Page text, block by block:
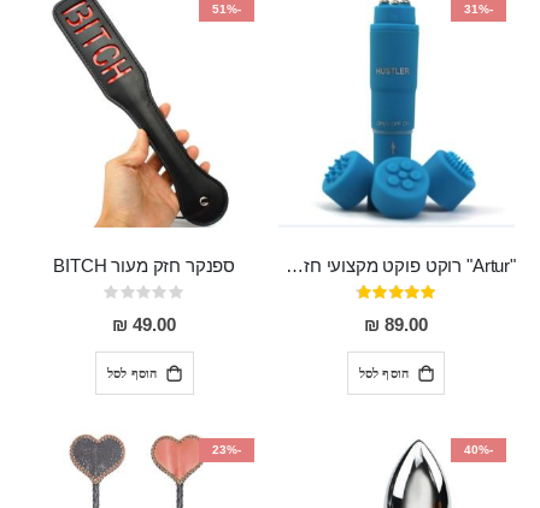
-31%
"Artur" רוקט פוקט מקצועי חזק במיוחד
דירוג:
95%
89.00 ₪
הוסף לסל
-51%
ספנקר חזק מעור BITCH
Rating:
0%
49.00 ₪
הוסף לסל
-40%
-23%